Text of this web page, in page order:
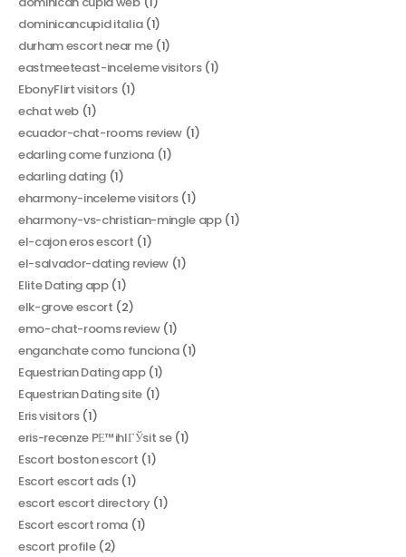
dominicancupid italia(1)
durham escort near me(1)
eastmeeteast-inceleme visitors(1)
EbonyFlirt visitors(1)
echat web (1)
ecuador-chat-rooms review(1)
edarling come funziona(1)
edarling dating (1)
eharmony-inceleme visitors(1)
eharmony-vs-christian-mingle app(1)
el-cajon eros escort (1)
el-salvador-dating review(1)
Elite Dating app(1)
elk-grove escort (2)
emo-chat-rooms review(1)
enganchate como funciona(1)
Equestrian Dating app(1)
Equestrian Dating site(1)
Eris visitors(1)
eris-recenze PЕ™ihlГЎsit se(1)
Escort boston escort (1)
Escort escort ads(1)
escort escort directory(1)
Escort escort roma (1)
escort profile(2)